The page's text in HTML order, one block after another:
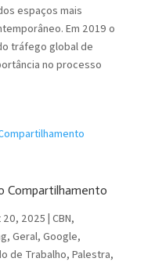
espaços mais
Em 2019 o
tráfego global de
no processo
Compartilhamento
20, 2025 | CBN,
, Geral, Google,
de Trabalho, Palestra,